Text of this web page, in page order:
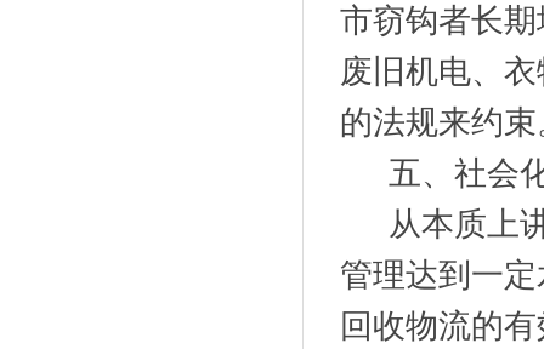
市窃钩者长
废旧机电、
的法规来约束
五、社会
从本质上讲
管理达到一
回收物流的